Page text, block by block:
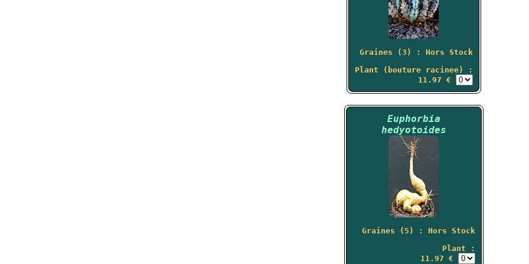
Graines (3) : Hors Stock
Plant (bouture racinee) :
11.97 €
Euphorbia
hedyotoides
Graines (5) : Hors Stock
Plant :
11.97 €